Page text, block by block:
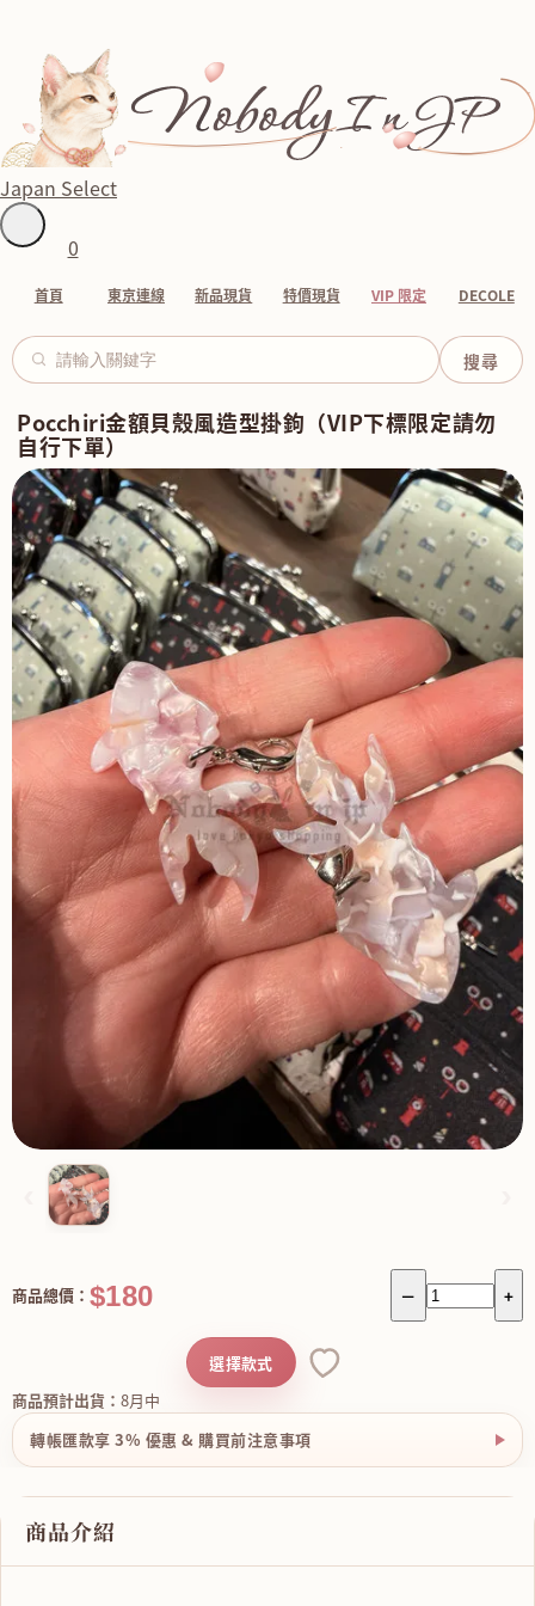
Japan Select
0
首頁 東京連線 新品現貨 特價現貨 VIP 限定 DECOLE
Pocchiri金額貝殼風造型掛鉤（VIP下標限定請勿
自行下單）
－ +
商品總價： $180
商品預計出貨： 8月中
選擇款式
轉帳匯款享 3% 優惠 & 購買前注意事項
商品介紹